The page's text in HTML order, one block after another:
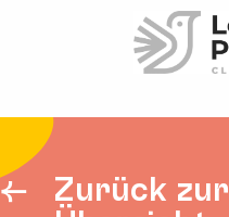
Zurück zur